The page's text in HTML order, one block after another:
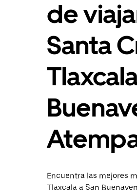
de
Santa
Encuentra las mejores
Tlaxcala a San